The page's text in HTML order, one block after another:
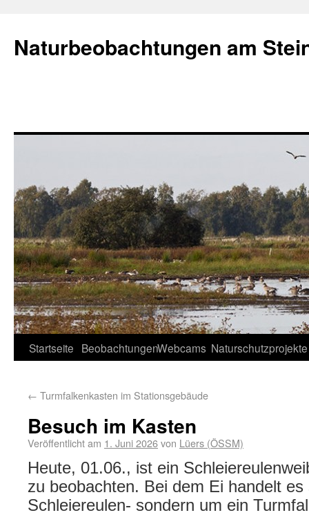
Naturbeobachtungen am
Startseite BeobachtungenWebcams Naturschutzprojekte
← Turmfalkenkasten im Stationsgebäude
Besuch im Kasten
Veröffentlicht am 1. Juni 2026von Lüers (ÖSSM)
Heute, 01.06., ist ein
zu beobachten. Bei dem Ei handelt
Schleiereulen- sondern um ein